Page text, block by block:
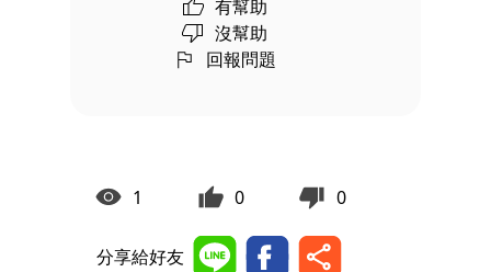
有幫助
沒幫助
回報問題
1 0 0
分享給好友